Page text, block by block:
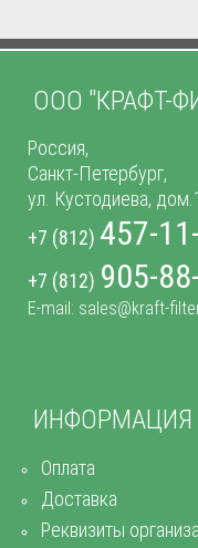
ИНФОРМАЦИЯ
Оплата
Доставка
Реквизиты
ООО "КРАФТ-
Россия,
Санкт-Петербург,
ул. Кустодиева,
+7 (812) 457-
+7 (812) 905-
E-mail: sales@kraft-